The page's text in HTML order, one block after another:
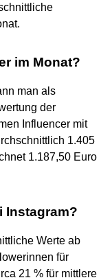
im Monat?
man als
der
Influencer mit
1.405
1.187,50 Euro
Instagram?
Werte ab
für
21 % für mittlere